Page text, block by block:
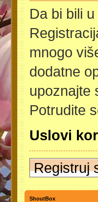
Da bi bili
mnogo
dodatne
upoznajte
Potrudite
Uslovi
Registruj
ShoutBox